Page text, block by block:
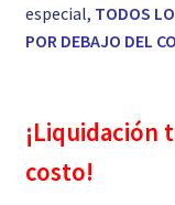
especial, TODOS
POR DEBAJO DEL
¡Liquidación
costo!